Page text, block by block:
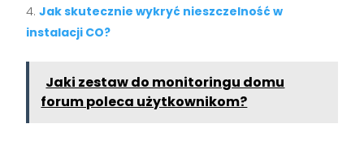
Jak skutecznie wykryć nieszczelność w
instalacji CO?
Jaki zestaw do monitoringu domu
forum poleca użytkownikom?